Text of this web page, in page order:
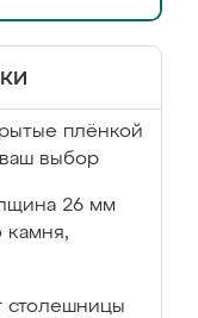
плёнкой
выбор
26 мм
камня,
столешницы